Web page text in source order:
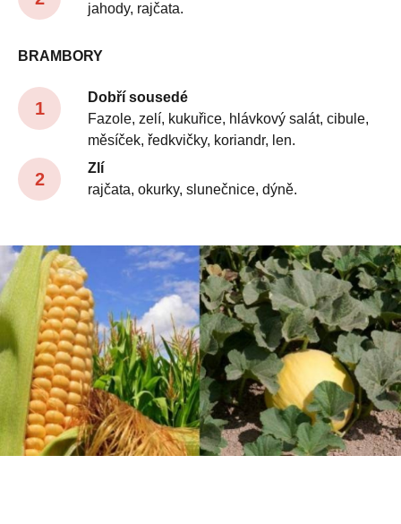
jahody, rajčata.
BRAMBORY
Dobří sousedé
Fazole, zelí, kukuřice, hlávkový salát, cibule,
měsíček, ředkvičky, koriandr, len.
Zlí
rajčata, okurky, slunečnice, dýně.